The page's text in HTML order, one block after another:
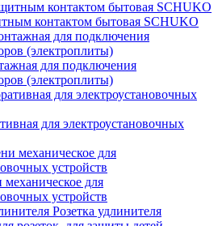
контактом бытовая SCHUKO
для подключения
(электроплиты)
для электроустановочных
механическое для
устройств
Розетка удлинителя